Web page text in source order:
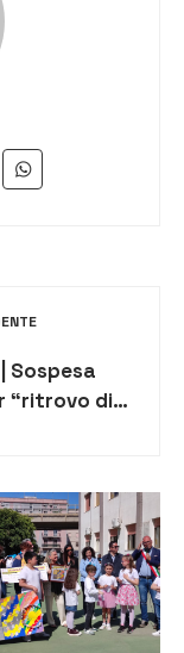
Sospesa
“ritrovo di